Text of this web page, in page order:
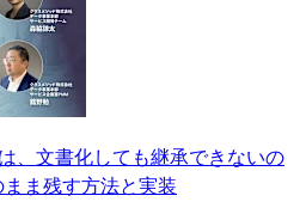
、文書化しても継承できないの
ま残す方法と実装